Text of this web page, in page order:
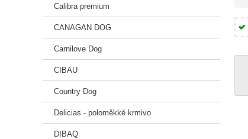
Calibra premium
CANAGAN DOG
Carnilove Dog
CIBAU
Country Dog
Delicias - poloměkké krmivo
DIBAQ